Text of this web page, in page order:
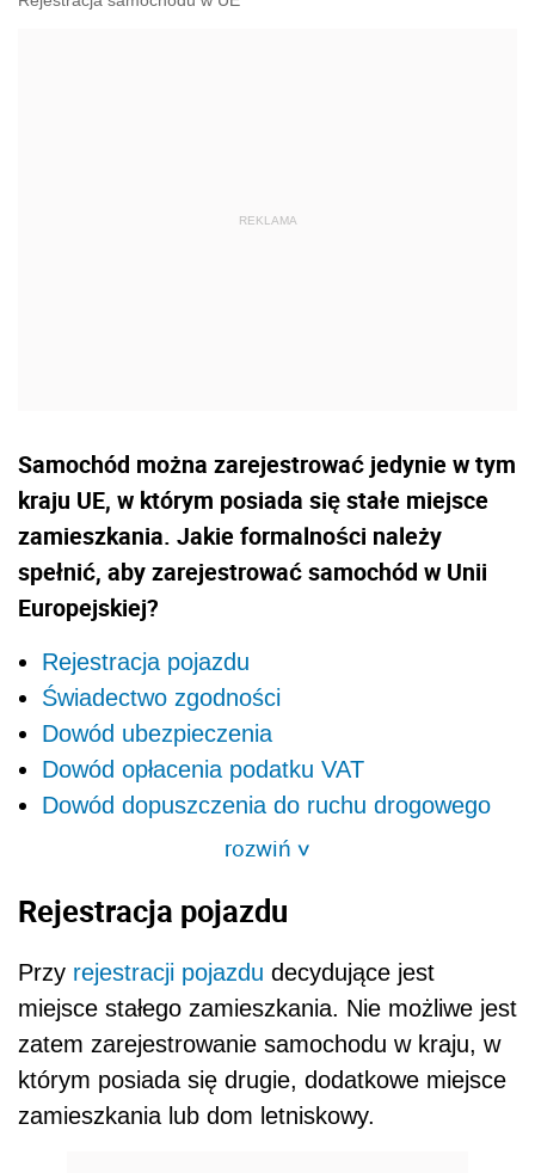
Samochód można zarejestrować jedynie w tym
kraju UE, w którym posiada się stałe miejsce
zamieszkania. Jakie formalności należy
spełnić, aby zarejestrować samochód w Unii
Europejskiej?
Rejestracja pojazdu
Świadectwo zgodności
Dowód ubezpieczenia
Dowód opłacenia podatku VAT
Dowód dopuszczenia do ruchu drogowego
rozwiń>
Rejestracja pojazdu
Przy rejestracji pojazdu decydujące jest
miejsce stałego zamieszkania. Nie możliwe jest
zatem zarejestrowanie samochodu w kraju, w
którym posiada się drugie, dodatkowe miejsce
zamieszkania lub dom letniskowy.